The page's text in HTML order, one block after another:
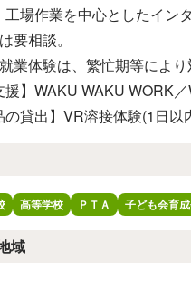
工場作業を中心としたイン
要相談。
業体験は、繁忙期等によ
援】WAKU WAKU WORK
の貸出】VR溶接体験(1日
高等学校 ＰＴＡ 子ども会育
域